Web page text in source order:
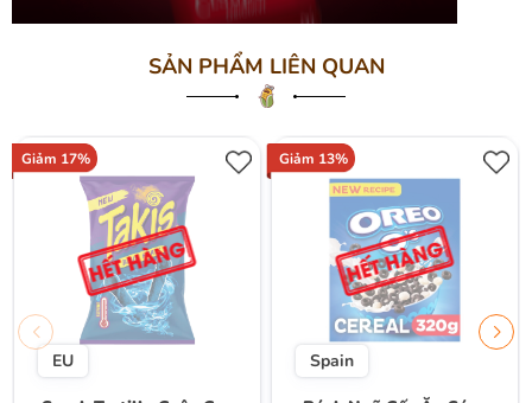
SẢN PHẨM LIÊN QUAN
Giảm 17%
EU
Giảm 13%
Spain